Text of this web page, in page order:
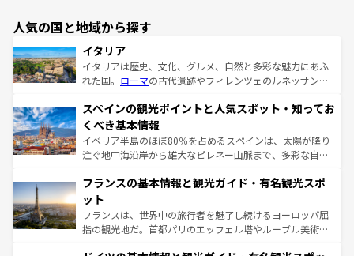
人気の国と地域から探す
イタリア
イタリアは歴史、文化、グルメ、自然と多彩な魅力にあふ
れた国。 ローマの古代遺跡やフィレンツェのルネッサンス
ろん、トスカーナの美しい田園風景やアマルフィ海岸の絶
景など、自然景観も見逃せない。観光の合間には、本場の
ピザやパスタなど、絶品のイタリア料理を堪能することも
できる。朝目覚めてから夜眠るまで、すべての瞬間を楽し
なお、新着のイタリア情報はコンテンツ一覧を参照してほ
しい。
スペインの観光ポイントと人気スポット・知ってお
くべき基本情報
イベリア半島のほぼ80％を占めるスペインは、太陽が降り
注ぐ地中海沿岸から雄大なピレネー山脈まで、多彩な自然
文化が根付くこの国では、情熱的なフラメンコ、熱気あふ
れる闘牛、そして美味しいタパスが生活の一部となってい
る。首都マドリードの洗練された雰囲気や、バルセロナの
アートに溢れた街角から、地方では古代ローマ遺跡や中世
フランスの基本情報と観光ガイド・有名観光スポ
ット
フランスは、世界中の旅行者を魅了し続けるヨーロッパ屈
指の観光地だ。首都パリのエッフェル塔やルーブル美術館